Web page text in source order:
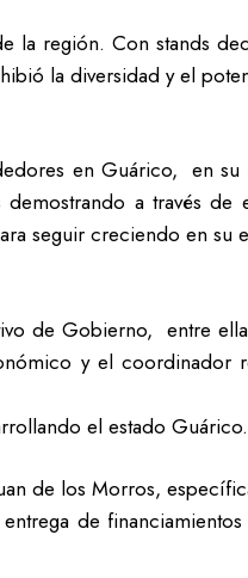
región. Con stands
la diversidad y el
en Guárico, en
a través
seguir creciendo en su
de Gobierno, entre
y el coordinador
el estado Guárico.
de los Morros,
de